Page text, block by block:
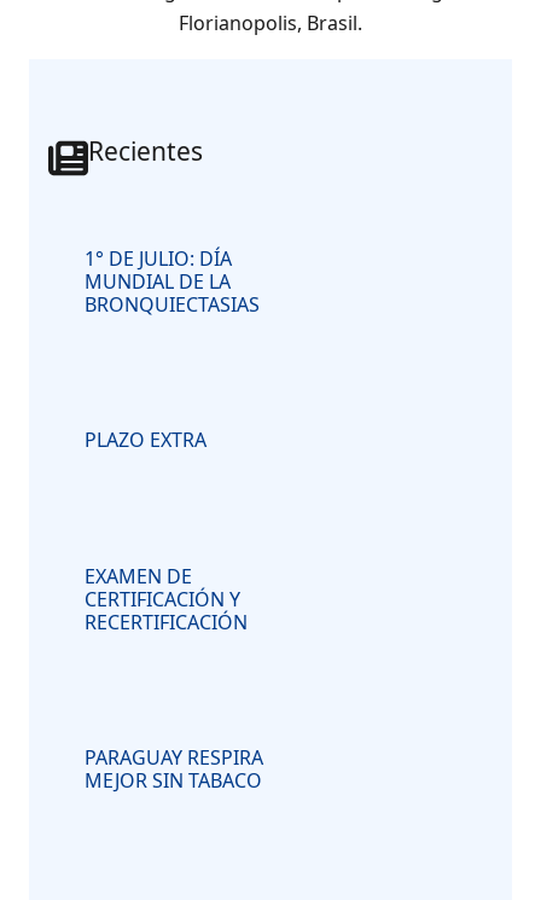
Florianopolis, Brasil.
Recientes
1° DE JULIO: DÍA
MUNDIAL DE LA
BRONQUIECTASIAS
PLAZO EXTRA
EXAMEN DE
CERTIFICACIÓN Y
RECERTIFICACIÓN
PARAGUAY RESPIRA
MEJOR SIN TABACO